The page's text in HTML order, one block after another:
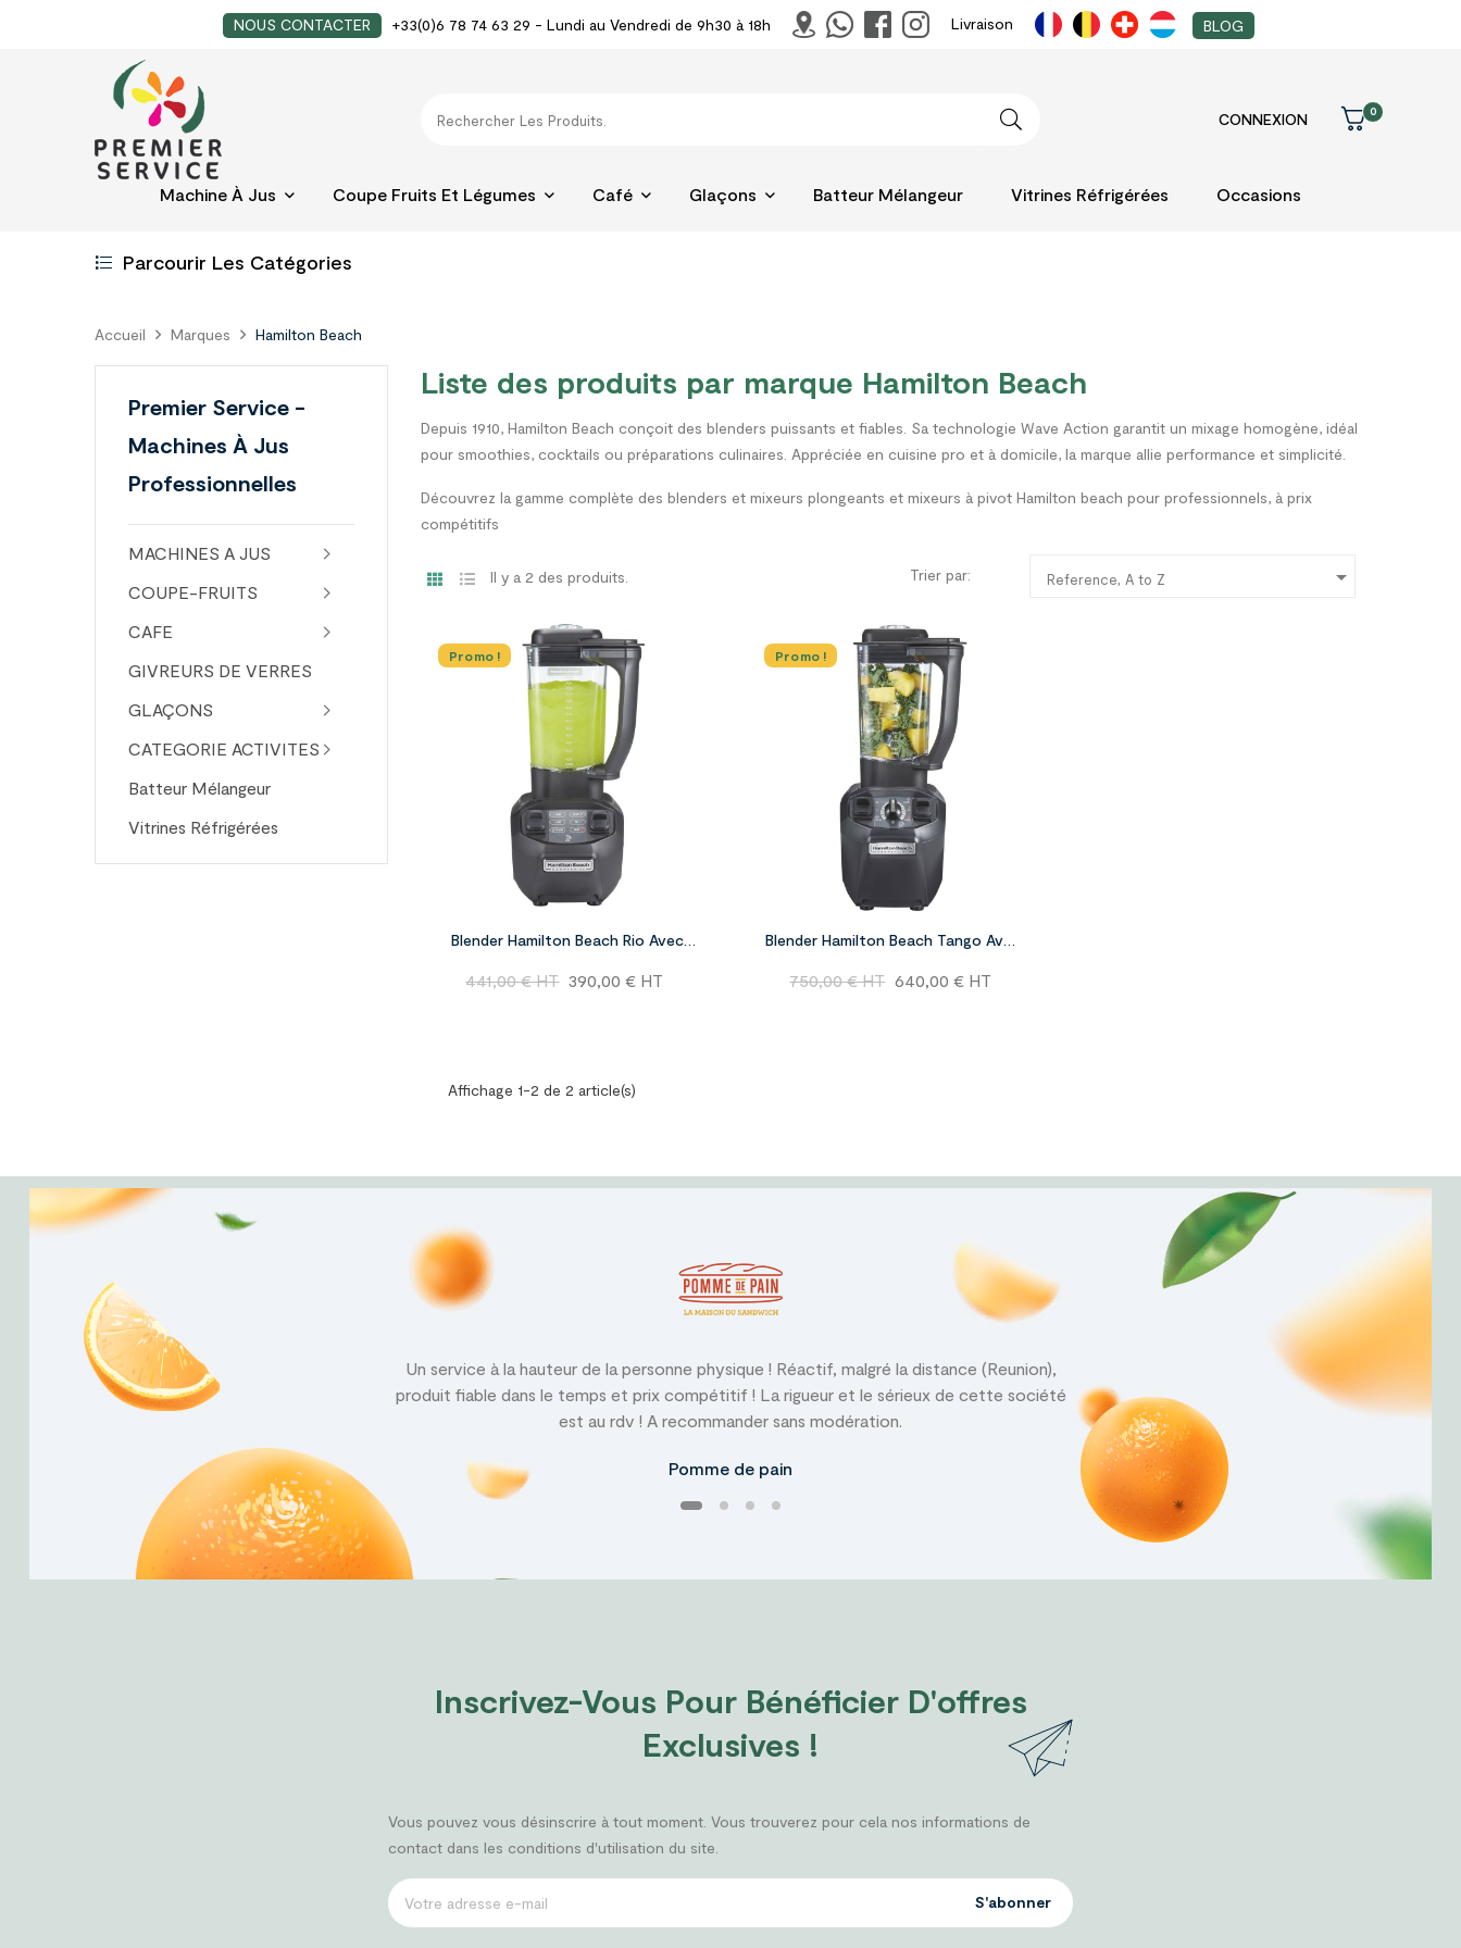
NOUS CONTACTER +33(0)6 78 74 63 29 - Lundi au Vendredi de 9h30 à 18h Livraison BLOG
CONNEXION 0
Machine À Jus Coupe Fruits Et Légumes Café Glaçons Batteur Mélangeur Vitrines Réfrigérées Occasions
Parcourir Les Catégories
Accueil Marques Hamilton Beach
Premier Service -
Machines À Jus
Professionnelles
MACHINES A JUS
COUPE-FRUITS
CAFE
GIVREURS DE VERRES
GLAÇONS
CATEGORIE ACTIVITES
Batteur Mélangeur
Vitrines Réfrigérées
Liste des produits par marque Hamilton Beach
Depuis 1910, Hamilton Beach conçoit des blenders puissants et fiables. Sa technologie Wave Action garantit un mixage homogène, idéal
pour smoothies, cocktails ou préparations culinaires. Appréciée en cuisine pro et à domicile, la marque allie performance et simplicité.
Découvrez la gamme complète des blenders et mixeurs plongeants et mixeurs à pivot Hamilton beach pour professionnels, à prix
compétitifs
Il y a 2 des produits. Trier par: Reference, A to Z 
Promo !
Blender Hamilton Beach Rio Avec
Jarre Tritan 1,4 L
Prix
441,00 € HT Prix
390,00 € HT
Promo !
Blender Hamilton Beach Tango Avec
Jarre Tritan 1,4 L
Prix
750,00 € HT Prix
640,00 € HT
Affichage 1-2 de 2 article(s)
Un service à la hauteur de la personne physique ! Réactif, malgré la distance (Reunion),
produit fiable dans le temps et prix compétitif ! La rigueur et le sérieux de cette société
est au rdv ! A recommander sans modération.
Pomme de pain
Inscrivez-Vous Pour Bénéficier D'offres
Exclusives !
Vous pouvez vous désinscrire à tout moment. Vous trouverez pour cela nos informations de
contact dans les conditions d'utilisation du site.
S'abonner